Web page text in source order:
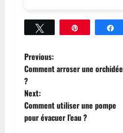
Tweetez
P
o
s
t
Previous:
Comment arroser une orchidée
?
Next:
Comment utiliser une pompe
pour évacuer l’eau ?